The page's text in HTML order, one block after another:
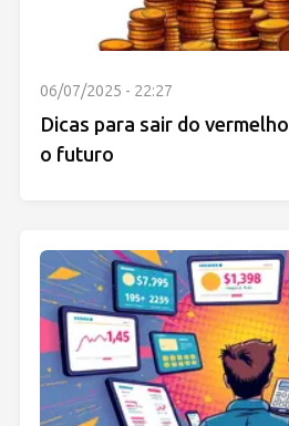
06/07/2025 - 22:27
Dicas para sair do
o futuro